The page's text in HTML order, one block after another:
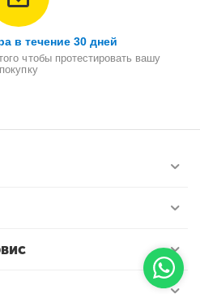
в течение 30 дней
чтобы протестировать вашу
покупку